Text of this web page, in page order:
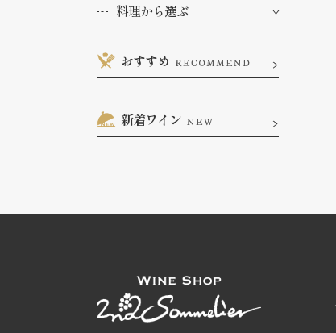
料理から選ぶ
おすすめ RECOMMEND
新着ワイン NEW